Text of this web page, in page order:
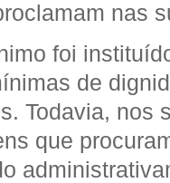
nas
foi
de
Todavia, nos
que